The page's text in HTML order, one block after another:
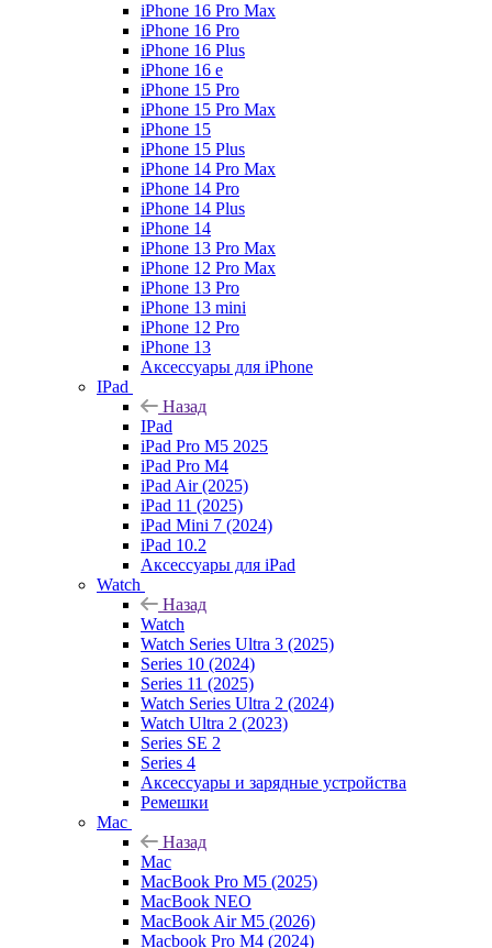
iPhone 16 Pro Max
iPhone 16 Pro
iPhone 16 Plus
iPhone 16 e
iPhone 15 Pro
iPhone 15 Pro Max
iPhone 15
iPhone 15 Plus
iPhone 14 Pro Max
iPhone 14 Pro
iPhone 14 Plus
iPhone 14
iPhone 13 Pro Max
iPhone 12 Pro Max
iPhone 13 Pro
iPhone 13 mini
iPhone 12 Pro
iPhone 13
Аксессуары для iPhone
IPad
Назад
IPad
iPad Pro M5 2025
iPad Pro M4
iPad Air (2025)
iPad 11 (2025)
iPad Mini 7 (2024)
iPad 10.2
Аксессуары для iPad
Watch
Назад
Watch
Watch Series Ultra 3 (2025)
Series 10 (2024)
Series 11 (2025)
Watch Series Ultra 2 (2024)
Watch Ultra 2 (2023)
Series SE 2
Series 4
Аксессуары и зарядные устройства
Ремешки
Mac
Назад
Mac
MacBook Pro M5 (2025)
MacBook NEO
MacBook Air M5 (2026)
Macbook Pro M4 (2024)